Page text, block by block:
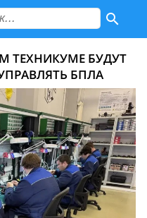
ТЕХНИКУМЕ БУДУТ
БПЛА